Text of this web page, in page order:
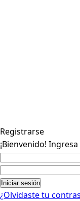
Registrarse
¡Bienvenido!
¿Olvidaste tu